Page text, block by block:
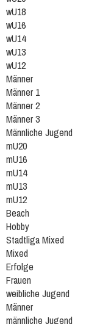
wU18
wU16
wU14
wU13
wU12
Männer
Männer 1
Männer 2
Männer 3
Männliche Jugend
mU20
mU16
mU14
mU13
mU12
Beach
Hobby
Stadtliga Mixed
Mixed
Erfolge
Frauen
weibliche Jugend
Männer
männliche Jugend